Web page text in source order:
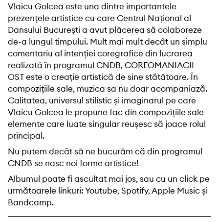
Vlaicu Golcea este una dintre importantele
prezențele artistice cu care Centrul Național al
Dansului București a avut plăcerea să colaboreze
de-a lungul timpului. Mult mai mult decât un simplu
comentariu al intenției coregrafice din lucrarea
realizată în programul CNDB, COREOMANIACII
OST este o creație artistică de sine stătătoare. În
compozițiile sale, muzica sa nu doar acompaniază.
Calitatea, universul stilistic și imaginarul pe care
Vlaicu Golcea le propune fac din compozițiile sale
elemente care luate singular reușesc să joace rolul
principal.
Nu putem decât să ne bucurăm că din programul
CNDB se nasc noi forme artistice!
Albumul poate fi ascultat mai jos, sau cu un click pe
următoarele linkuri:Youtube,Spotify,Apple Musicși
Bandcamp.